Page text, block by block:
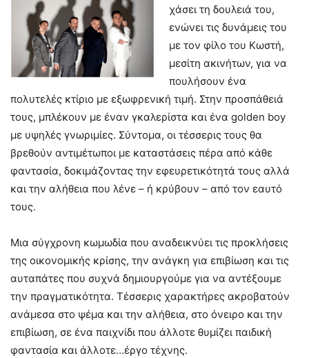
χάσει τη δουλειά του,
ενώνει τις δυνάμεις του
με τον φίλο του Κωστή,
μεσίτη ακινήτων, για να
πουλήσουν ένα
πολυτελές κτίριο με εξωφρενική τιμή. Στην προσπάθειά
τους, μπλέκουν με έναν γκαλερίστα και ένα golden boy
με υψηλές γνωριμίες. Σύντομα, οι τέσσερις τους θα
βρεθούν αντιμέτωποι με καταστάσεις πέρα από κάθε
φαντασία, δοκιμάζοντας την εφευρετικότητά τους αλλά
και την αλήθεια που λένε – ή κρύβουν – από τον εαυτό
τους.
Μια σύγχρονη κωμωδία που αναδεικνύει τις προκλήσεις
της οικονομικής κρίσης, την ανάγκη για επιβίωση και τις
αυταπάτες που συχνά δημιουργούμε για να αντέξουμε
την πραγματικότητα. Τέσσερις χαρακτήρες ακροβατούν
ανάμεσα στο ψέμα και την αλήθεια, στο όνειρο και την
επιβίωση, σε ένα παιχνίδι που άλλοτε θυμίζει παιδική
φαντασία και άλλοτε…έργο τέχνης.